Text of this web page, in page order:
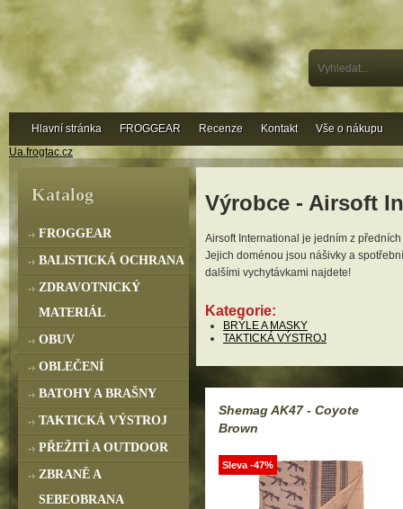
Ua.frogtac.cz
Výrobce - Airsoft
Airsoft International je jedním z
Jejich doménou jsou nášivky a
dalšími vychytávkami najdete!
Kategorie:
BRÝLE A MASKY
TAKTICKÁ VÝSTROJ
Shemag AK47 - Coyote
Brown
Sleva -47%
Katalog
FROGGEAR
BALISTICKÁ OCHRANA
ZDRAVOTNICKÝ
MATERIÁL
OBUV
OBLEČENÍ
BATOHY A BRAŠNY
TAKTICKÁ VÝSTROJ
PŘEŽITÍ A OUTDOOR
ZBRANĚ A
SEBEOBRANA
Hlavní stránka FROGGEAR Recenze Kontakt Vše o nákupu